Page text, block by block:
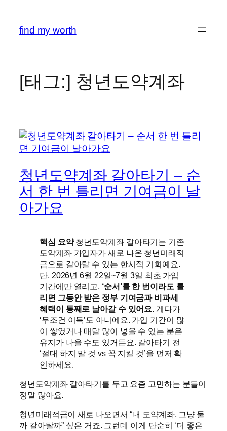
find my worth
[태그:] 청년도약계좌
청년도약계좌 갈아타기 – 순
서 한 번 틀리면 기여금이 날
아가요
핵심 요약청년도약계좌 갈아타기는 기존
도약계좌 가입자가 새로 나온 청년미래적
금으로 갈아탈 수 있는 한시적 기회예요.
단, 2026년 6월 22일~7월 3일 최초 가입
기간에만 열리고, ‘순서’를 한 번이라도 틀
리면 그동안 받은 정부 기여금과 비과세
혜택이 통째로 날아갈 수 있어요. 게다가
‘무조건 이득’도 아니에요. 가입 기간이 많
이 쌓였거나 매달 많이 넣을 수 있는 분은
유지가 나을 수도 있거든요. 갈아타기 전
‘절대 하지 말 것 vs 꼭 지킬 것’을 먼저 확
인하세요.
청년도약계좌 갈아타기를 두고 요즘 고민하는 분들이
정말 많아요.
청년미래적금이 새로 나오면서 “내 도약계좌, 그냥 둘
까 갈아탈까” 싶은 거죠. 그런데 이게 단순히 ‘더 좋은